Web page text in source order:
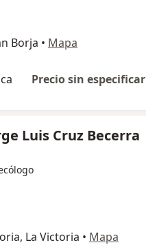
Borja • Mapa
Precio sin especificar
Luis Cruz Becerra
La Victoria • Mapa